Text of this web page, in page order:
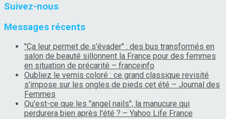
Suivez-nous
Messages récents
"Ça leur permet de s'évader" : des bus transformés en
salon de beauté sillonnent la France pour des femmes
en situation de précarité – franceinfo
Oubliez le vernis coloré : ce grand classique revisité
s'impose sur les ongles de pieds cet été – Journal des
Femmes
Qu'est-ce que les "angel nails", la manucure qui
perdurera bien après l'été ? – Yahoo Life France